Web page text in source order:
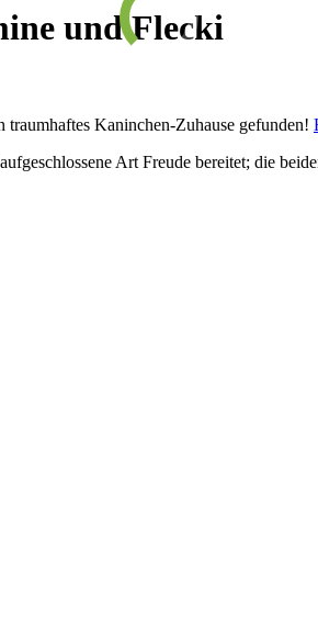
und Flecki
traum­haf­tes Ka­nin­chen-Zu­hau­se ge­fun­den!
Art Freu­de be­rei­tet; die